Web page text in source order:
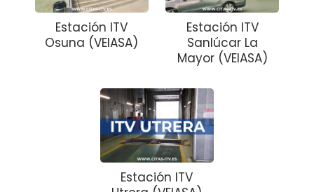
Estación ITV
Osuna (VEIASA)
Estación ITV
Sanlúcar La
Mayor (VEIASA)
Estación ITV